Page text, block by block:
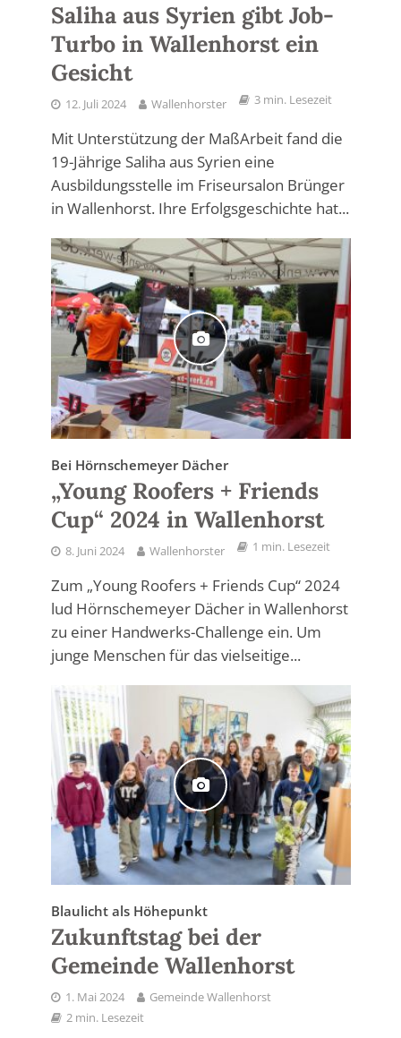
Saliha aus Syrien gibt Job-
Turbo in Wallenhorst ein
Gesicht
12. Juli 2024 Wallenhorster 3 min. Lesezeit
Mit Unterstützung der MaßArbeit fand die
19-Jährige Saliha aus Syrien eine
Ausbildungsstelle im Friseursalon Brünger
in Wallenhorst. Ihre Erfolgsgeschichte hat...
Bei Hörnschemeyer Dächer
„Young Roofers + Friends
Cup“ 2024 in Wallenhorst
8. Juni 2024 Wallenhorster 1 min. Lesezeit
Zum „Young Roofers + Friends Cup“ 2024
lud Hörnschemeyer Dächer in Wallenhorst
zu einer Handwerks-Challenge ein. Um
junge Menschen für das vielseitige...
Blaulicht als Höhepunkt
Zukunftstag bei der
Gemeinde Wallenhorst
1. Mai 2024
Gemeinde Wallenhorst
2 min. Lesezeit